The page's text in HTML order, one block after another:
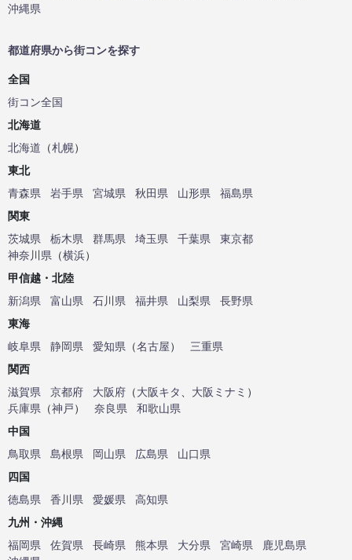
沖縄県
都道府県から街コンを探す
全国
街コン全国
北海道
北海道 （札幌）
東北
青森県
岩手県 宮城県 秋田県 山形県
福島県
関東
茨城県
栃木県 群馬県 埼玉県 千葉県
東京都
神奈川県 （横浜）
甲信越・北陸
新潟県
富山県 石川県 福井県 山梨県
長野県
東海
岐阜県
静岡県 愛知県 （名古屋）
三重県
関西
滋賀県
京都府 大阪府 （大阪キタ 大阪ミナミ ）
兵庫県 （神戸） 奈良県
和歌山県
中国
鳥取県
島根県 岡山県 広島県
山口県
四国
徳島県
香川県 愛媛県
高知県
九州・沖縄
福岡県
佐賀県 長崎県 熊本県 大分県 宮崎県
鹿児島県